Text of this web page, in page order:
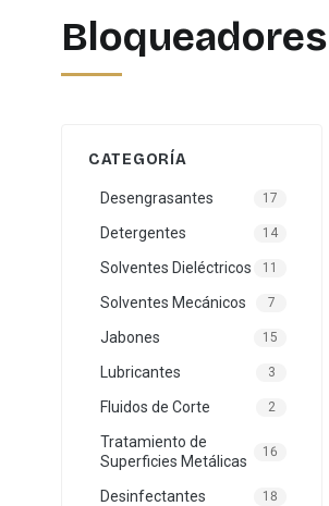
CATEGORÍA
Desengrasantes 17
Detergentes 14
Solventes Dieléctricos 11
Solventes Mecánicos 7
Jabones 15
Lubricantes 3
Fluidos de Corte 2
Tratamiento de
Superficies Metálicas
16
Desinfectantes 18